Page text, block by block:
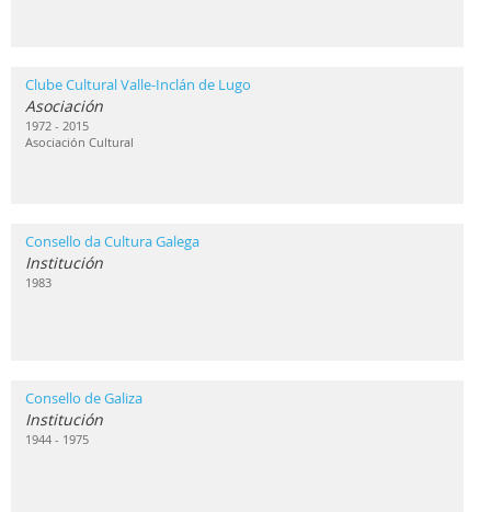
Clube Cultural Valle-Inclán de Lugo
Asociación
1972 - 2015
Asociación Cultural
Consello da Cultura Galega
Institución
1983
Consello de Galiza
Institución
1944 - 1975